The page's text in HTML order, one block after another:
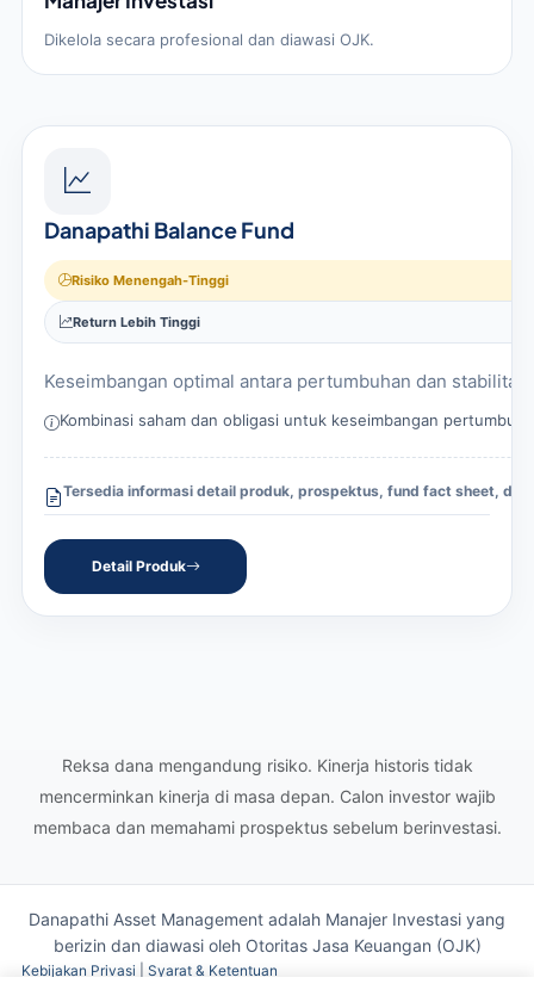
Dikelola secara profesional dan diawasi OJK.
Danapathi Balance Fund
Risiko Menengah-Tinggi
Return Lebih Tinggi
Keseimbangan optimal antara pertumbuhan dan stabilitas.
Kombinasi saham dan obligasi untuk keseimbangan
Tersedia informasi detail produk, prospektus, fund fact sheet, dan
Detail Produk
Reksa dana mengandung risiko. Kinerja historis tidak
mencerminkan kinerja di masa depan. Calon investor wajib
membaca dan memahami prospektus sebelum berinvestasi.
Danapathi Asset Management adalah Manajer Investasi yang
berizin dan diawasi oleh Otoritas Jasa Keuangan (OJK)
Kebijakan Privasi Syarat & Ketentuan